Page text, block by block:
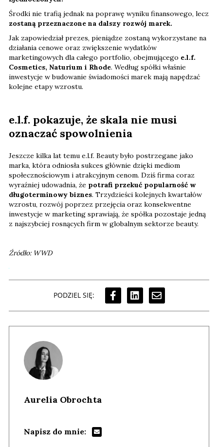
Środki nie trafią jednak na poprawę wyniku finansowego, lecz
zostaną przeznaczone na dalszy rozwój marek.
Jak zapowiedział prezes, pieniądze zostaną wykorzystane na
działania cenowe oraz zwiększenie wydatków
marketingowych dla całego portfolio, obejmującego e.l.f.
Cosmetics, Naturium i Rhode. Według spółki właśnie
inwestycje w budowanie świadomości marek mają napędzać
kolejne etapy wzrostu.
e.l.f. pokazuje, że skala nie musi
oznaczać spowolnienia
Jeszcze kilka lat temu e.l.f. Beauty było postrzegane jako
marka, która odniosła sukces głównie dzięki mediom
społecznościowym i atrakcyjnym cenom. Dziś firma coraz
wyraźniej udowadnia, że potrafi przekuć popularność w
długoterminowy biznes. Trzydzieści kolejnych kwartałów
wzrostu, rozwój poprzez przejęcia oraz konsekwentne
inwestycje w marketing sprawiają, że spółka pozostaje jedną
z najszybciej rosnących firm w globalnym sektorze beauty.
Źródło: WWD
PODZIEL SIĘ:
Aurelia Obrochta
Napisz do mnie: